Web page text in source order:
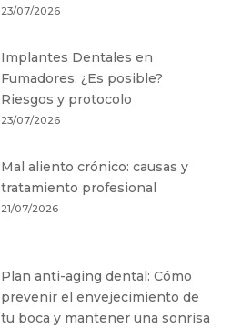
23/07/2026
Implantes Dentales en
Fumadores: ¿Es posible?
Riesgos y protocolo
23/07/2026
Mal aliento crónico: causas y
tratamiento profesional
21/07/2026
Plan anti-aging dental: Cómo
prevenir el envejecimiento de
tu boca y mantener una sonrisa